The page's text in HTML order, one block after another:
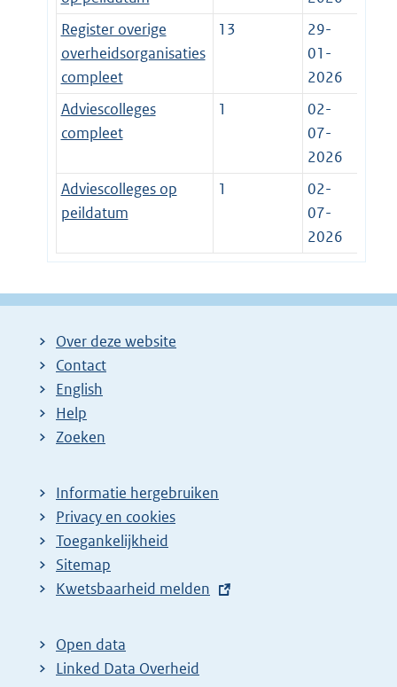
Register overige
overheidsorganisaties
compleet
13
29-
01-
2026
Adviescolleges
compleet
1
02-
07-
2026
Adviescolleges op
peildatum
1
02-
07-
2026
Over deze website
Contact
English
Help
Zoeken
Informatie hergebruiken
Privacy en cookies
Toegankelijkheid
Sitemap
E
t
e
Kwetsbaarheid melden
Open data
Linked Data Overheid